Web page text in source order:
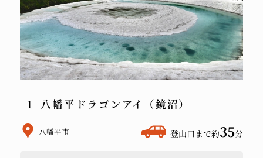
八幡平ドラゴンアイ（鏡沼）
八幡平市 登山口まで約35分